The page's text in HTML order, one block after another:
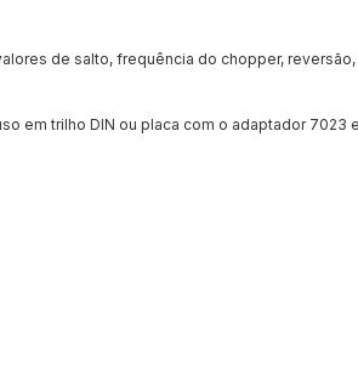
de salto, frequência do chopper,
em trilho DIN ou placa com o adaptador 7023